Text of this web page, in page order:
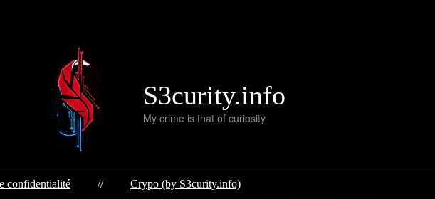
S3curity.info
My crime is that of curiosity
confidentialité // Crypo (by S3curity.info)